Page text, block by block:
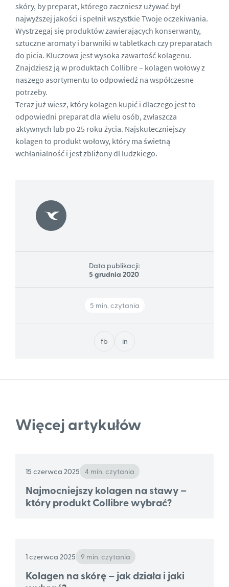
skóry, by preparat, którego zaczniesz używać był
najwyższej jakości i spełnił wszystkie Twoje oczekiwania.
Wystrzegaj się produktów zawierających konserwanty,
sztuczne aromaty i barwniki w tabletkach czy preparatach
do picia. Kluczowa jest wysoka zawartość kolagenu.
Znajdziesz ją w produktach Collibre – kolagen wołowy z
naszego asortymentu to odpowiedź na współczesne
potrzeby.
Teraz już wiesz, który kolagen kupić i dlaczego jest to
odpowiedni preparat dla wielu osób, zwłaszcza
aktywnych lub po 25 roku życia. Najskuteczniejszy
kolagen to produkt wołowy, który ma świetną
wchłanialność i jest zbliżony dl ludzkiego.
Data publikacji:
5 grudnia 2020
5 min. czytania
fb in
Więcej artykułów
15 czerwca 2025 4 min. czytania
Najmocniejszy kolagen na stawy –
który produkt Collibre wybrać?
1 czerwca 2025 9 min. czytania
Kolagen na skórę – jak działa i jaki